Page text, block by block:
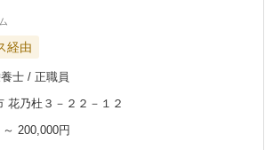
経由
士 / 正職員
花乃杜３－２２－１２
～ 200,000円